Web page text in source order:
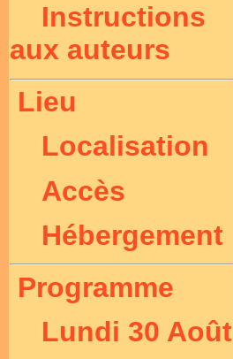
Instructions
aux auteurs
Lieu
Localisation
Accès
Hébergement
Programme
Lundi 30 Août